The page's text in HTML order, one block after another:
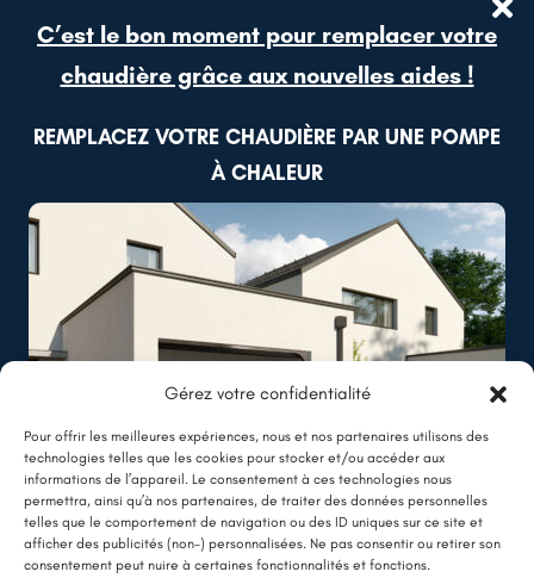
Gérez votre confidentialité
Pour offrir les meilleures expériences, nous et nos partenaires utilisons des
technologies telles que les cookies pour stocker et/ou accéder aux
informations de l’appareil. Le consentement à ces technologies nous
permettra, ainsi qu’à nos partenaires, de traiter des données personnelles
telles que le comportement de navigation ou des ID uniques sur ce site et
afficher des publicités (non-) personnalisées. Ne pas consentir ou retirer son
consentement peut nuire à certaines fonctionnalités et fonctions.
C’est le bon moment pour remplacer votre
chaudière grâce aux nouvelles aides !
REMPLACEZ VOTRE CHAUDIÈRE PAR UNE POMPE
À CHALEUR
LE SAVIEZ-VOUS ?